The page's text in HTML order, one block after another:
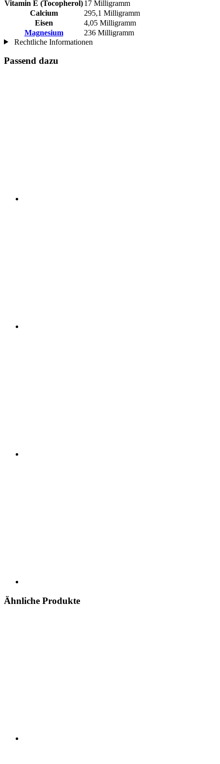
Vitamin E (Tocopherol)17 Milligramm
Calcium
295,1 Milligramm
Eisen
4,05 Milligramm
Magnesium
236 Milligramm
Rechtliche Informationen
Passend dazu
Ähnliche Produkte